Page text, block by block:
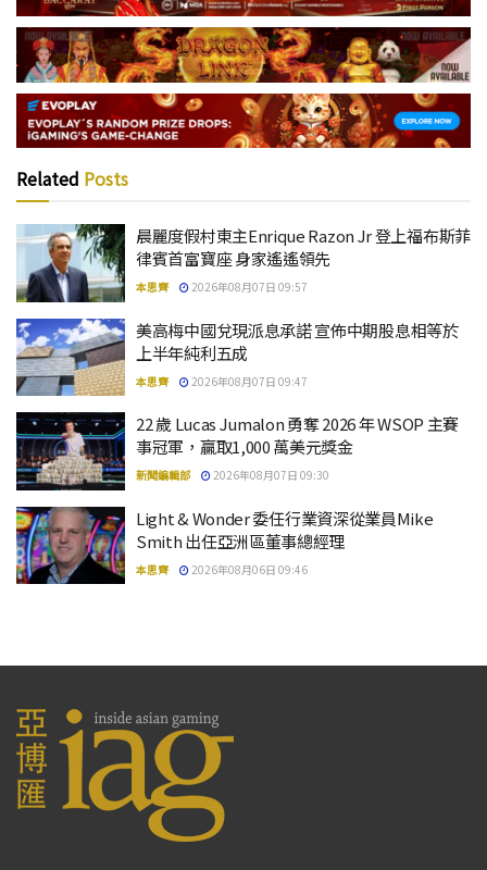
Related Posts
晨麗度假村東主Enrique Razon Jr 登上福布斯菲
律賓首富寶座 身家遙遙領先
本思齊 2026年08月07日 09:57
美高梅中國兌現派息承諾 宣佈中期股息相等於
上半年純利五成
本思齊 2026年08月07日 09:47
22 歲 Lucas Jumalon 勇奪 2026 年 WSOP 主賽
事冠軍，贏取1,000 萬美元獎金
新聞編輯部 2026年08月07日 09:30
Light & Wonder 委任行業資深從業員Mike
Smith 出任亞洲區董事總經理
本思齊 2026年08月06日 09:46